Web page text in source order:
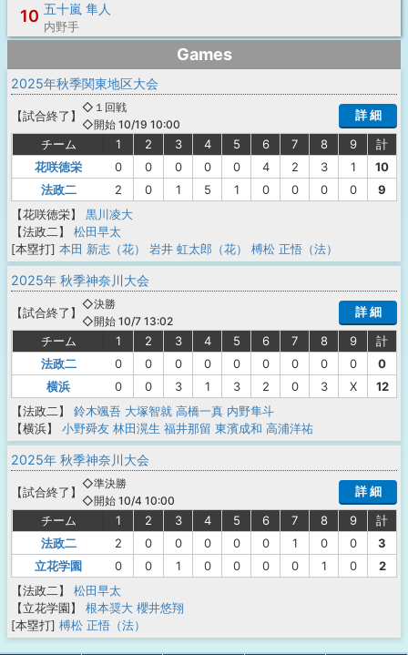
10 五十嵐 隼人
内野手
Games
2025年秋季関東地区大会
【試合終了 】
◇１回戦
◇開始 10/19 10:00
詳 細
チーム 1 2 3 4 5 6 7 8 9
計
花咲徳栄
0 0 0 0 0 4 2 3 1
10
法政二
2 0 1 5 1 0 0 0 0
9
【花咲徳栄】
黒川凌大
【法政二】
松田早太
[本塁打] 本田 新志（花） 岩井 虹太郎（花） 榑松 正悟（法）
2025年 秋季神奈川大会
【試合終了 】
◇決勝
◇開始 10/7 13:02
詳 細
チーム 1 2 3 4 5 6 7 8 9
計
法政二
0 0 0 0 0 0 0 0 0
0
横浜
0 0 3 1 3 2 0 3 X
12
【法政二】
鈴木颯吾 大塚智就 高橋一真 内野隼斗
【横浜】
小野舜友 林田滉生 福井那留 東濱成和 高浦洋祐
2025年 秋季神奈川大会
【試合終了 】
◇準決勝
◇開始 10/4 10:00
詳 細
チーム 1 2 3 4 5 6 7 8 9
計
法政二
2 0 0 0 0 0 1 0 0
3
立花学園
0 0 1 0 0 0 0 1 0
2
【法政二】
松田早太
【立花学園】
根本奨大 櫻井悠翔
[本塁打] 榑松 正悟（法）